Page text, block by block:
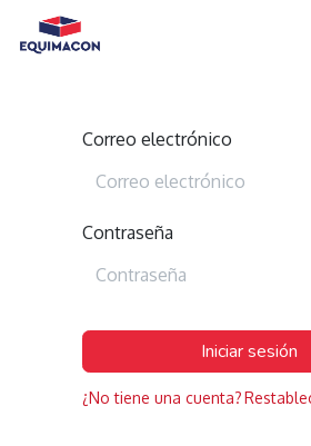
Correo electrónico
Contraseña
Iniciar sesión
¿No tiene una cuenta?